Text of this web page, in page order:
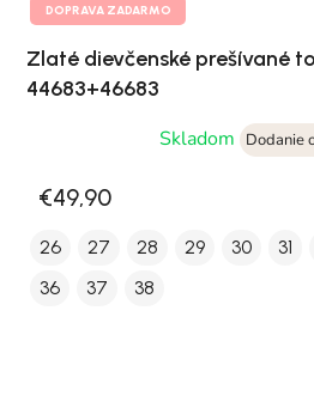
DOPRAVA ZADARMO
Zlaté dievčenské prešívané
44683+46683
Skladom
Dodanie
€49,90
26 27 28 29 30 31
36
37 38